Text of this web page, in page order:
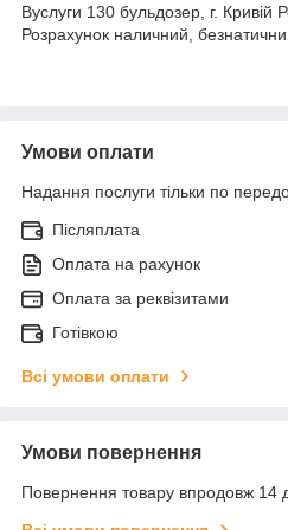
Вуслуги 130 бульдозер, г. Кривій
Розрахунок наличний,
Умови оплати
Надання послуги тільки по
Післяплата
Оплата на рахунок
Оплата за реквізитами
Готівкою
Всі умови оплати
Умови повернення
Повернення товару впродовж 14